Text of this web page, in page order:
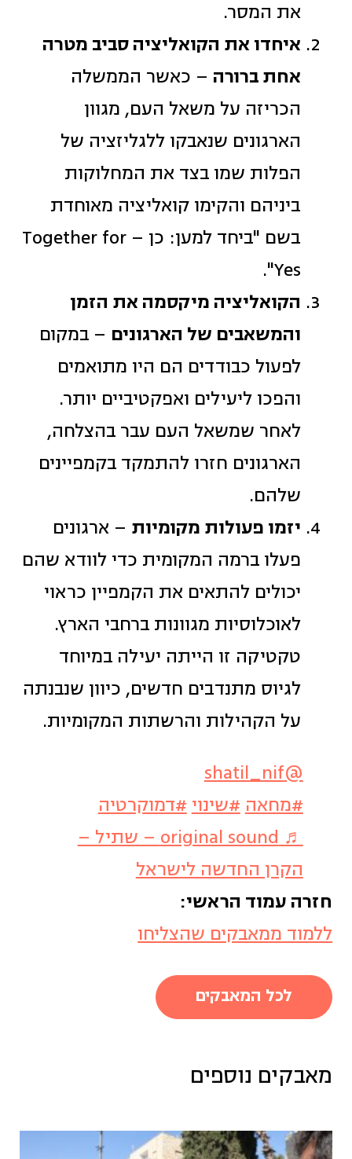
את המסר.
איחדו את הקואליציה סביב מטרה
אחת ברורה – כאשר הממשלה
הכריזה על משאל העם, מגוון
הארגונים שנאבקו ללגליזציה של
הפלות שמו בצד את המחלוקות
ביניהם והקימו קואליציה מאוחדת
בשם "ביחד למען: כן – Together for
Yes".
הקואליציה מיקסמה את הזמן
והמשאבים של הארגונים – במקום
לפעול כבודדים הם היו מתואמים
והפכו ליעילים ואפקטיביים יותר.
לאחר שמשאל העם עבר בהצלחה,
הארגונים חזרו להתמקד בקמפיינים
שלהם.
יזמו פעולות מקומיות – ארגונים
פעלו ברמה המקומית כדי לוודא שהם
יכולים להתאים את הקמפיין כראוי
לאוכלוסיות מגוונות ברחבי הארץ.
טקטיקה זו הייתה יעילה במיוחד
לגיוס מתנדבים חדשים, כיוון שנבנתה
על הקהילות והרשתות המקומיות.
@shatil_nif
#מחאה #שינוי #דמוקרטיה
♬ original sound – שתיל –
הקרן החדשה לישראל
חזרה עמוד הראשי:
ללמוד ממאבקים שהצליחו
לכל המאבקים
מאבקים נוספים